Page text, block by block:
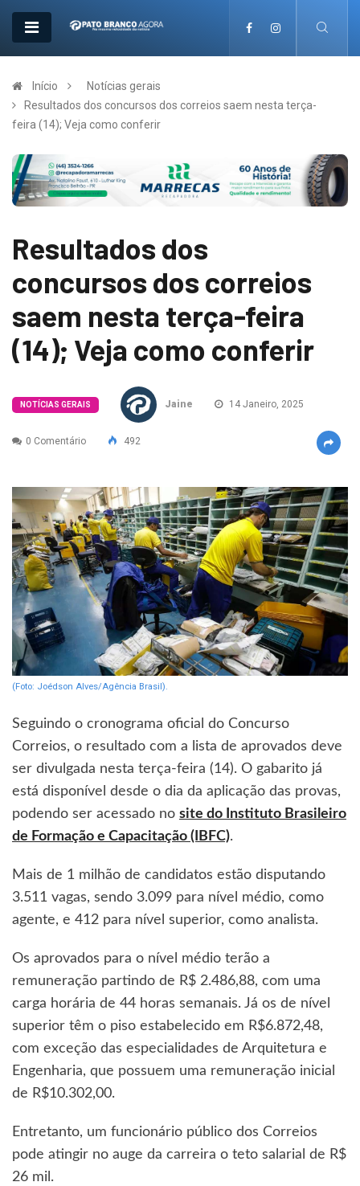
Início
Notícias gerais
Resultados dos concursos dos correios saem nesta terça-
feira (14); Veja como conferir
Resultados dos
concursos dos correios
saem nesta terça-feira
(14); Veja como conferir
NOTÍCIAS GERAIS Jaine 14 Janeiro, 2025
0 Comentário 492
(Foto: Joédson Alves/Agência Brasil).
Seguindo o cronograma oficial do Concurso
Correios, o resultado com a lista de aprovados deve
ser divulgada nesta terça-feira (14). O gabarito já
está disponível desde o dia da aplicação das provas,
podendo ser acessado no site do Instituto Brasileiro
de Formação e Capacitação (IBFC).
Mais de 1 milhão de candidatos estão disputando
3.511 vagas, sendo 3.099 para nível médio, como
agente, e 412 para nível superior, como analista.
Os aprovados para o nível médio terão a
remuneração partindo de R$ 2.486,88, com uma
carga horária de 44 horas semanais. Já os de nível
superior têm o piso estabelecido em R$6.872,48,
com exceção das especialidades de Arquitetura e
Engenharia, que possuem uma remuneração inicial
de R$10.302,00.
Entretanto, um funcionário público dos Correios
pode atingir no auge da carreira o teto salarial de R$
26 mil.